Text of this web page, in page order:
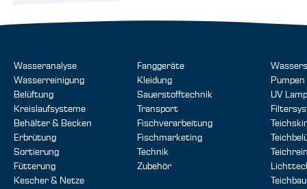
Wasseranalyse
Wasserreinigung
Belüftung
Kreislaufsysteme
Behälter & Becken
Erbrütung
Sortierung
Fütterung
Kescher & Netze
Fanggeräte
Kleidung
Sauerstofftechnik
Transport
Fischverarbeitung
Fischmarketing
Technik
Zubehör
Pumpen
UV
Teichbau